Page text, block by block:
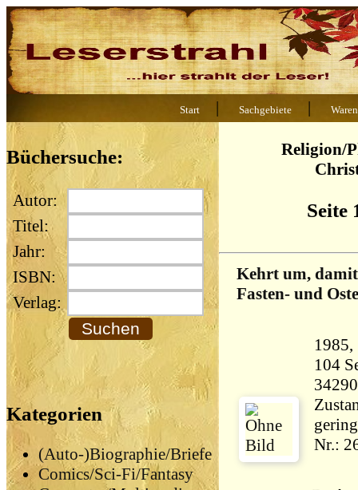
Start | Sachgebiete |
Büchersuche:
Autor:
Titel:
Jahr:
ISBN:
Verlag:
Kategorien
(Auto-)Biographie/Briefe
Comics/Sci-Fi/Fantasy
Religion/
Seite
Kehrt um,
Fasten- und
104 Seiten
Nr.: